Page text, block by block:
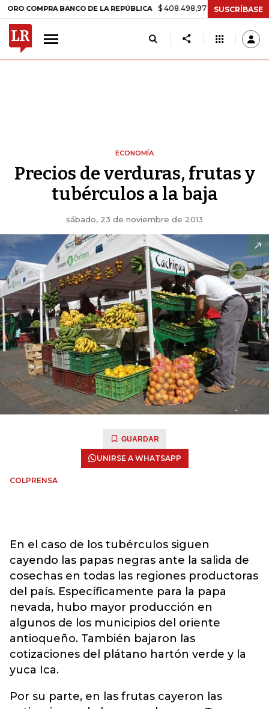
COMPRA BANCO DE LA REPÚBLICA $ 408.498,97 +$ 8.753,81 +2,19%
SUSCRÍBASE
ECONOMÍA
Precios de verduras, frutas y
tubérculos a la baja
sábado, 23 de noviembre de 2013
GUARDAR
UNIRSE A WHATSAPP
COLPRENSA
En el caso de los tubérculos siguen
cayendo las papas negras ante la salida de
cosechas en todas las regiones productoras
del país. Específicamente para la papa
nevada, hubo mayor producción en
algunos de los municipios del oriente
antioqueño. También bajaron las
cotizaciones del plátano hartón verde y la
yuca Ica.
Por su parte, en las frutas cayeron las